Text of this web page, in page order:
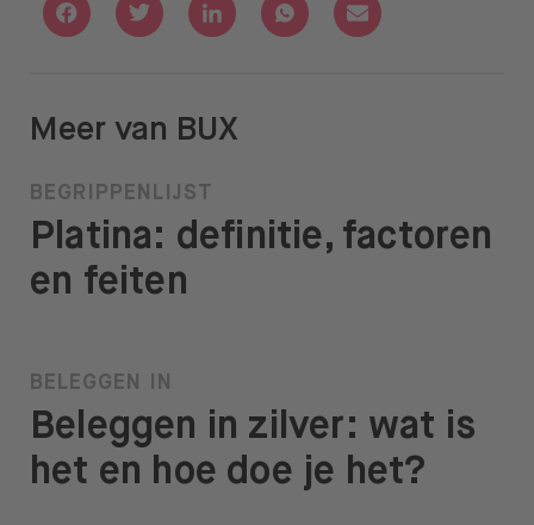
Deel via Facebook
Deel via TwitterDeel via Linkedin
Deel via Whatsapp
Deel via Email
Meer van BUX
BEGRIPPENLIJST
Platina: definitie, factoren
en feiten
BELEGGEN IN
Beleggen in zilver: wat is
het en hoe doe je het?